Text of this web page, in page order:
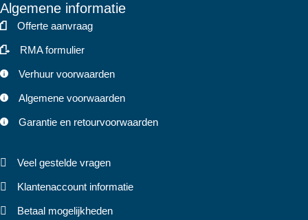
Algemene informatie
Offerte aanvraag
RMA formulier
Verhuur voorwaarden
Algemene voorwaarden
Garantie en retourvoorwaarden
Veel gestelde vragen
Klantenaccount informatie
Betaal mogelijkheden